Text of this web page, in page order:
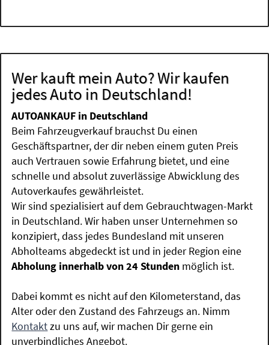
Wer kauft mein Auto? Wir kaufen
jedes Auto in Deutschland!
AUTOANKAUF in Deutschland
Beim Fahrzeugverkauf brauchst Du einen
Geschäftspartner, der dir neben einem guten Preis
auch Vertrauen sowie Erfahrung bietet, und eine
schnelle und absolut zuverlässige Abwicklung des
Autoverkaufes gewährleistet.
Wir sind spezialisiert auf dem Gebrauchtwagen-Markt
in Deutschland. Wir haben unser Unternehmen so
konzipiert, dass jedes Bundesland mit unseren
Abholteams abgedeckt ist und in jeder Region eine
Abholung innerhalb von 24 Stunden möglich ist.
Dabei kommt es nicht auf den Kilometerstand, das
Alter oder den Zustand des Fahrzeugs an. Nimm
Kontaktzu uns auf, wir machen Dir gerne ein
unverbindliches Angebot.